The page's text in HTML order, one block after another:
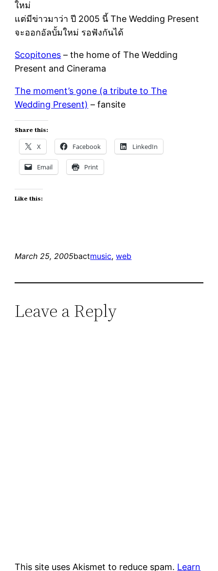
ใหม่
แต่มีข่าวมาว่า ปี 2005 นี้ The Wedding Present
จะออกอัลบั้มใหม่ รอฟังกันได้
Scopitones – the home of The Wedding
Present and Cinerama
The moment’s gone (a tribute to The
Wedding Present) – fansite
Share this:
X Facebook LinkedIn
Email Print
Like this:
March 25, 2005bactmusic, web
Leave a Reply
This site uses Akismet to reduce spam. Learn